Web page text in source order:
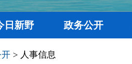
日新野 政务公开
> 人事信息